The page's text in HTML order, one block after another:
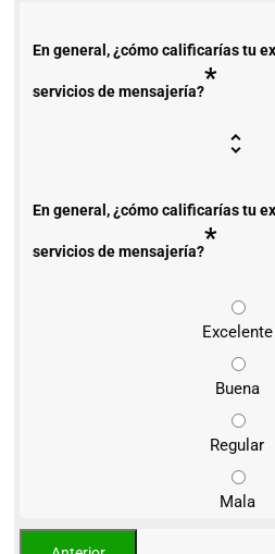
En general, ¿cómo calificarías tu
servicios de mensajería?*
En general, ¿cómo calificarías tu
servicios de mensajería?*
Excelente
Buena
Regular
Mala